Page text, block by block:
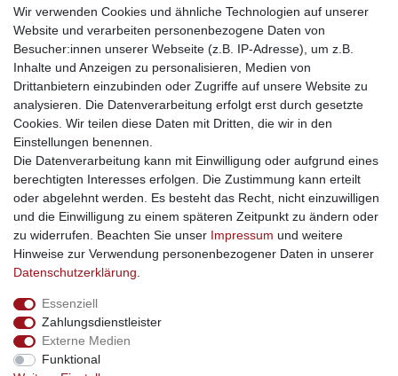
weitere Shops
traumlampen- Lampen und Kronleuchter
kinderwagencenter- Exklusive und günstige Kinderwagen
gastrogeraete24- alles für Gastronomie und Imbiss
soziale Medien
Facebook
sicher einkaufen
Sichere Bestellung und Zahlung via SSL Verschlüsselung
Wir verwenden Cookies und ähnliche Technologien auf unserer
Website und verarbeiten personenbezogene Daten von
Besucher:innen unserer Webseite (z.B. IP-Adresse), um z.B.
Inhalte und Anzeigen zu personalisieren, Medien von
Drittanbietern einzubinden oder Zugriffe auf unsere Website zu
analysieren. Die Datenverarbeitung erfolgt erst durch gesetzte
Cookies. Wir teilen diese Daten mit Dritten, die wir in den
Einstellungen benennen.
Die Datenverarbeitung kann mit Einwilligung oder aufgrund eines
berechtigten Interesses erfolgen. Die Zustimmung kann erteilt
oder abgelehnt werden. Es besteht das Recht, nicht einzuwilligen
und die Einwilligung zu einem späteren Zeitpunkt zu ändern oder
zu widerrufen. Beachten Sie unser Impressum und weitere
Hinweise zur Verwendung personenbezogener Daten in unserer
Daten­schutz­erklärung
Essenziell
Zahlungsdienstleister
Externe Medien
Funktional
Widerrufs­recht Widerrufs­formular